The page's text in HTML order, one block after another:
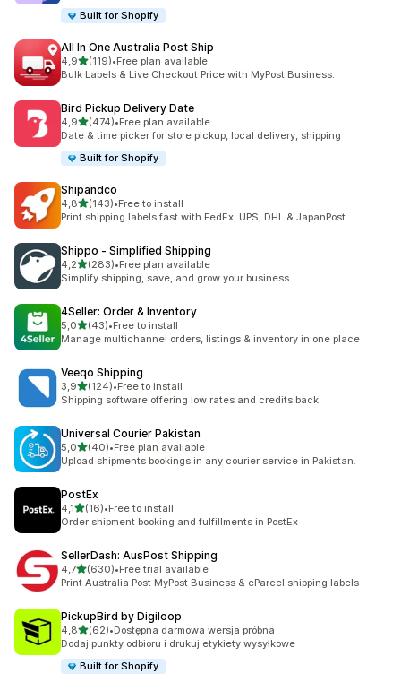
Built for Shopify
All In One Australia Post Ship
4,9na 5 gwiazdek
(119)
Łączna liczba recenzji: 119
•Free plan available
Bulk Labels & Live Checkout Price with MyPost Business.
Bird Pickup Delivery Date
4,9na 5 gwiazdek
(474)
Łączna liczba recenzji: 474
•Free plan available
Date & time picker for store pickup, local delivery, shipping
Built for Shopify
Shipandco
4,8na 5 gwiazdek
(143)
Łączna liczba recenzji: 143
•Free to install
Print shipping labels fast with FedEx, UPS, DHL & JapanPost.
Shippo ‑ Simplified Shipping
4,2na 5 gwiazdek
(283)
Łączna liczba recenzji: 283
•Free plan available
Simplify shipping, save, and grow your business
4Seller: Order & Inventory
5,0na 5 gwiazdek
(43)
Łączna liczba recenzji: 43
•Free to install
Manage multichannel orders, listings & inventory in one place
Veeqo Shipping
3,9na 5 gwiazdek
(124)
Łączna liczba recenzji: 124
•Free to install
Shipping software offering low rates and credits back
Universal Courier Pakistan
5,0na 5 gwiazdek
(40)
Łączna liczba recenzji: 40
•Free plan available
Upload shipments bookings in any courier service in Pakistan.
PostEx
4,1na 5 gwiazdek
(16)
Łączna liczba recenzji: 16
•Free to install
Order shipment booking and fulfillments in PostEx
SellerDash: AusPost Shipping
4,7na 5 gwiazdek
(630)
Łączna liczba recenzji: 630
•Free trial available
Print Australia Post MyPost Business & eParcel shipping labels
PickupBird by Digiloop
4,8na 5 gwiazdek
(62)
Łączna liczba recenzji: 62
•Dostępna darmowa wersja próbna
Dodaj punkty odbioru i drukuj etykiety wysyłkowe
Built for Shopify